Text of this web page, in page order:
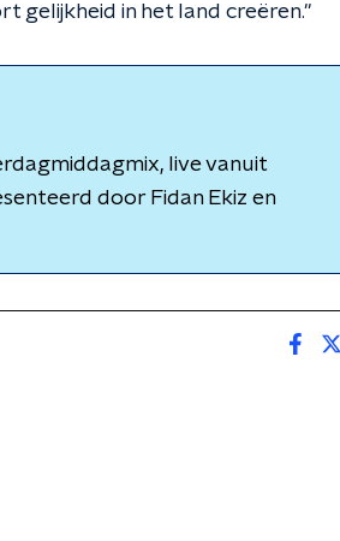
gelijkheid in het land creëren."
live vanuit
door Fidan Ekiz en